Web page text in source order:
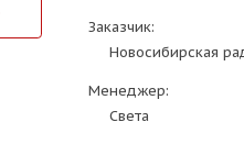
Заказчик:
Новосибирская
Менеджер:
Света